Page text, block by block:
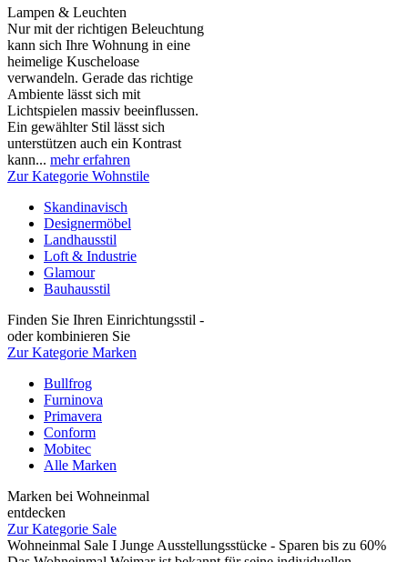
Lampen & Leuchten
Nur mit der richtigen Beleuchtung
kann sich Ihre Wohnung in eine
heimelige Kuscheloase
verwandeln. Gerade das richtige
Ambiente lässt sich mit
Lichtspielen massiv beeinflussen.
Ein gewählter Stil lässt sich
unterstützen auch ein Kontrast
kann... mehr erfahren
Zur Kategorie Wohnstile
Skandinavisch
Designermöbel
Landhausstil
Loft & Industrie
Glamour
Bauhausstil
Finden Sie Ihren Einrichtungsstil -
oder kombinieren Sie
Zur Kategorie Marken
Bullfrog
Furninova
Primavera
Conform
Mobitec
Alle Marken
Marken bei Wohneinmal
entdecken
Zur Kategorie Sale
Wohneinmal Sale I Junge Ausstellungsstücke - Sparen bis zu 60%